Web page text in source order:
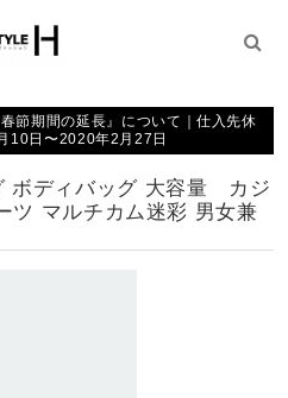
節期間の延長』について｜仕入先休
10日〜2020年2月27日
ボディバッグ 大容量 カジ
ツ マルチカム迷彩 男女兼